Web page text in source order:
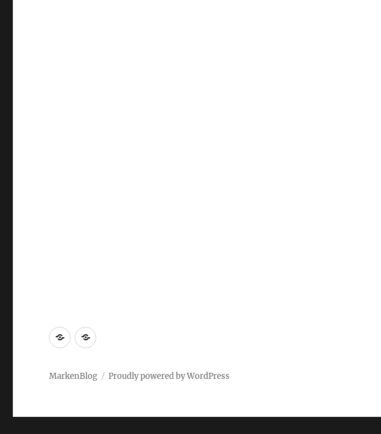
Markenrecherche
Gastbeiträge
MarkenBlog Proudly powered by WordPress